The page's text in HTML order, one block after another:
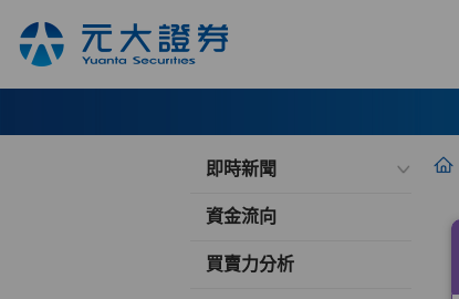
即時新聞
資金流向
買賣力分析